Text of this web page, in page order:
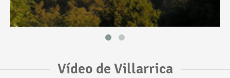
Vídeo de Villarrica